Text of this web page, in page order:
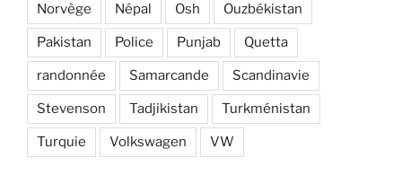
Norvège Népal Osh Ouzbékistan
Pakistan Police Punjab Quetta
randonnée Samarcande Scandinavie
Stevenson Tadjikistan Turkménistan
Turquie Volkswagen VW